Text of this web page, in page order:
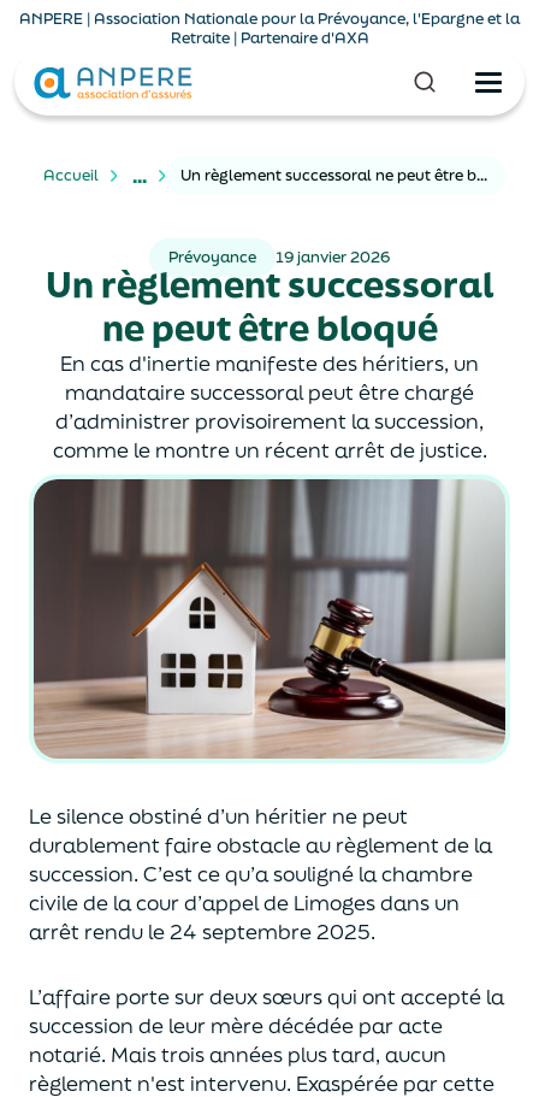
ANPERE | Association Nationale pour la Prévoyance, l'Epargne et la
Retraite | Partenaire d'AXA
Accueil ... Un règlement successoral ne peut être bloqué
Prévoyance 19 janvier 2026
Un règlement successoral
ne peut être bloqué
En cas d'inertie manifeste des héritiers, un
mandataire successoral peut être chargé
d’administrer provisoirement la succession,
comme le montre un récent arrêt de justice.
Le silence obstiné d’un héritier ne peut
durablement faire obstacle au règlement de la
succession. C’est ce qu’a souligné la chambre
civilede la cour d’appel de Limoges dans un
arrêt rendu le 24 septembre 2025.
L’affaire porte surdeux sœursqui ont accepté la
succession de leur mèredécédée par acte
notarié. Mais trois années plus tard, aucun
règlement n'est intervenu. Exaspérée par cette